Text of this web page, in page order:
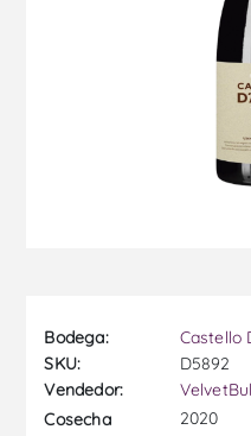
Bodega:
Castello
SKU:
D5892
Vendedor:
Cosecha
2020